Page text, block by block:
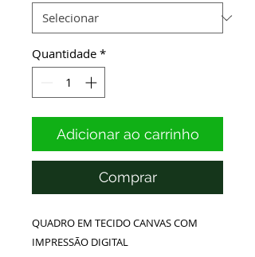
Quantidade *
Adicionar ao carrinho
Comprar
QUADRO EM TECIDO CANVAS COM
IMPRESSÃO DIGITAL